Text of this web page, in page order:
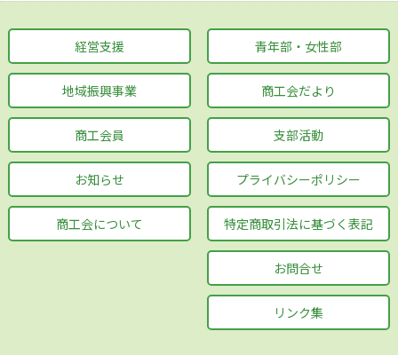
経営支援
地域振興事業
商工会員
お知らせ
商工会について
青年部・女性部
商工会だより
支部活動
プライバシーポリシー
特定商取引法に基づく表記
お問合せ
リンク集